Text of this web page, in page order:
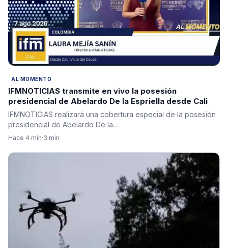
AL MOMENTO
IFMNOTICIAS transmite en vivo la posesión
presidencial de Abelardo De la Espriella desde Cali
IFMNOTICIAS realizará una cobertura especial de la posesión
presidencial de Abelardo De la…
Hace 4 min·3 min